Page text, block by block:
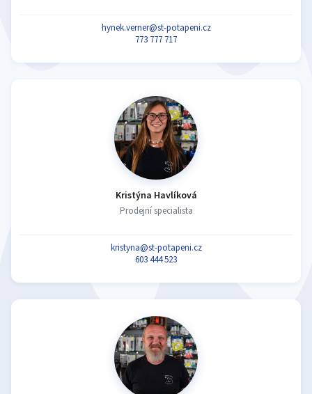
hynek.verner@st-potapeni.cz
773 777 717
Kristýna Havlíková
Prodejní specialista
kristyna@st-potapeni.cz
603 444 523